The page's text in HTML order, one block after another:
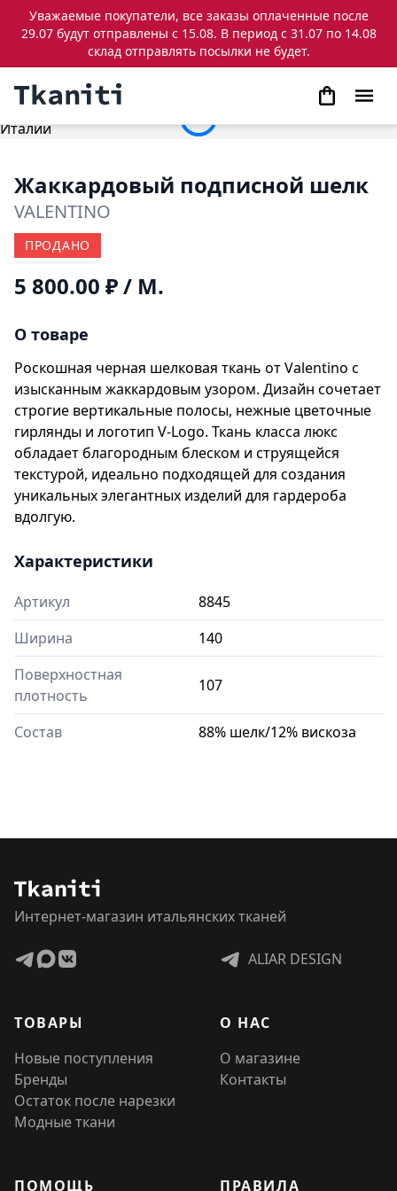
Уважаемые покупатели, все заказы оплаченные после
29.07 будут отправлены с 15.08. В период с 31.07 по 14.08
склад отправлять посылки не будет.
Жаккардовый подписной шелк
VALENTINO
ПРОДАНО
5 800.00 ₽/ М.
О товаре
Роскошная черная шелковая ткань от Valentino с
изысканным жаккардовым узором. Дизайн сочетает
строгие вертикальные полосы, нежные цветочные
гирлянды и логотип V-Logo. Ткань класса люкс
обладает благородным блеском и струящейся
текстурой, идеально подходящей для создания
уникальных элегантных изделий для гардероба
вдолгую.
Характеристики
Артикул
8845
Ширина
140
Поверхностная
плотность
107
Состав 88% шелк/12% вискоза
Интернет-магазин итальянских тканей
ALIAR DESIGN
ТОВАРЫ
Новые поступления
Бренды
Остаток после нарезки
Модные ткани
О НАС
О магазине
Контакты
ПОМОЩЬ ПРАВИЛА